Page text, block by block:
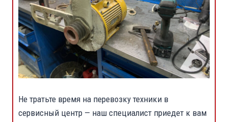
Не тратьте время на перевозку техники в
сервисный центр — наш специалист приедет к вам